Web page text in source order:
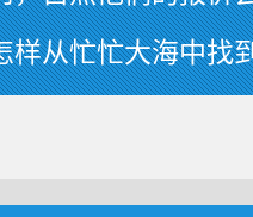
样从忙忙大海中找